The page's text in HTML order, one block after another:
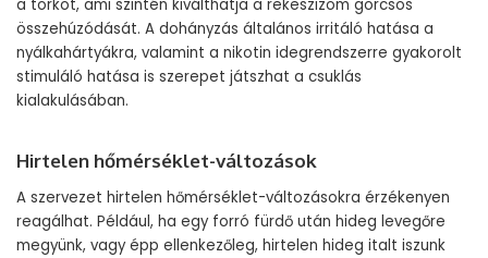
a torkot, ami szintén kiválthatja a rekeszizom görcsös
összehúzódását. A dohányzás általános irritáló hatása a
nyálkahártyákra, valamint a nikotin idegrendszerre gyakorolt
stimuláló hatása is szerepet játszhat a csuklás
kialakulásában.
Hirtelen hőmérséklet-változások
A szervezet hirtelen hőmérséklet-változásokra érzékenyen
reagálhat. Például, ha egy forró fürdő után hideg levegőre
megyünk, vagy épp ellenkezőleg, hirtelen hideg italt iszunk